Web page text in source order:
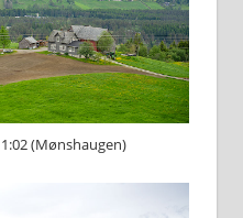
(Mønshaugen)